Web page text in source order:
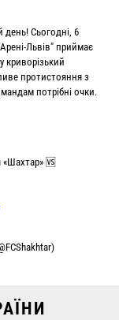
день! Сьогодні, 6
Львів" приймає
криворізький
протистояння з
потрібні очки.
🆚